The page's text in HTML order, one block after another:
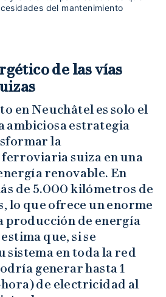
del mantenimiento
de las vías
en Neuchâtel es solo el
ambiciosa estrategia
la
suiza en una
renovable. En
de 5.000 kilómetros de
lo que ofrece un enorme
producción de energía
que, si se
sistema en toda la red
generar hasta 1
de electricidad al